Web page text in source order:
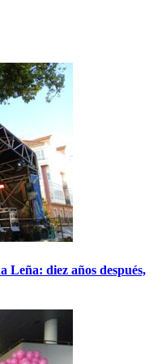
Leña: diez años después,